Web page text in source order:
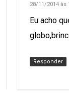
28/11/2014 às
Eu acho
Responder